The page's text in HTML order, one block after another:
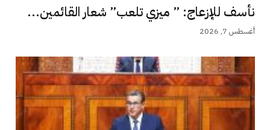
نأسف للإزعاج: ” ميزي تلعب” شعار القائمين...
أغسطس 7, 2026